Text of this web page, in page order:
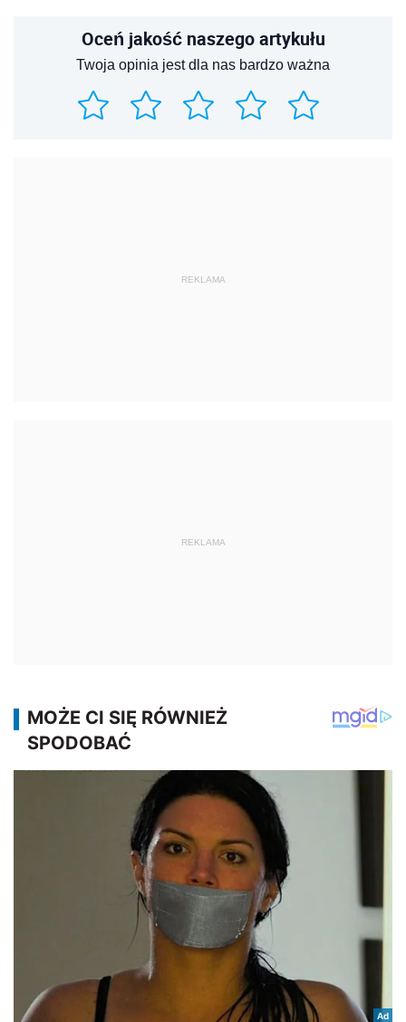
Oceń jakość naszego artykułu
Twoja opinia jest dla nas bardzo ważna
REKLAMA
REKLAMA